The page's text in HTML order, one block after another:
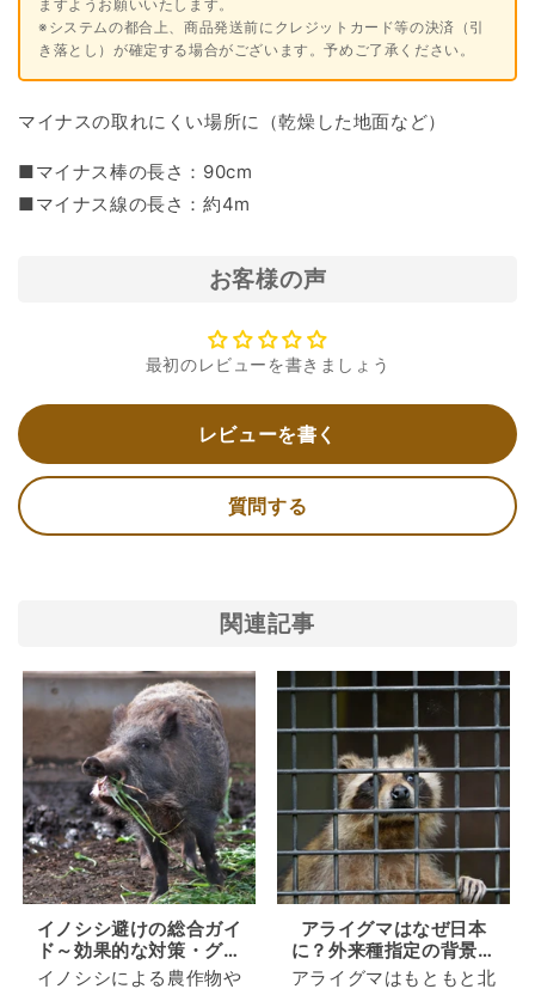
ますようお願いいたします。
※システムの都合上、商品発送前にクレジットカード等の決済（引
き落とし）が確定する場合がございます。予めご了承ください。
マイナスの取れにくい場所に（乾燥した地面など）
■マイナス棒の長さ：90cm
■マイナス線の長さ：約4m
お客様の声
最初のレビューを書きましょう
レビューを書く
質問する
関連記事
イノシシ避けの総合ガイ
ド～効果的な対策・グッ
ズ一覧～
イノシシによる農作物や
アライグマはなぜ日本
に？外来種指定の背景と
私たちが知るべき事実
アライグマはもともと北